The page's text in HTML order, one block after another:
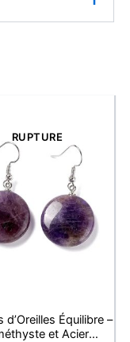
confort et
aux peaux
, pour un
RUPTURE
d’Oreilles Équilibre –
et Acier